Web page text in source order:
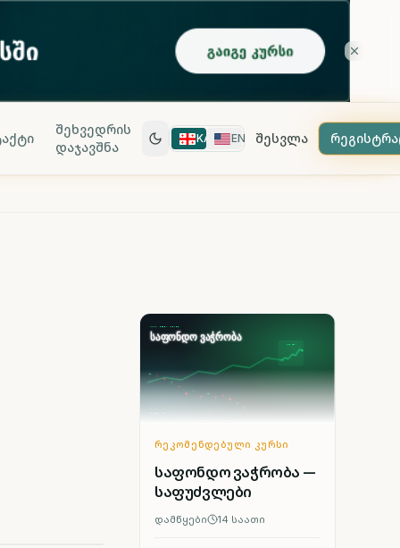
შეხვედრის
დაჯავშნა
KA EN შესვლა
ᲠᲔᲙᲝᲛᲔᲜᲓᲔᲑᲣᲚᲘ ᲙᲣᲠᲡᲘ
საფონდო ვაჭრობა —
საფუძვლები
დამწყები 14 საათი